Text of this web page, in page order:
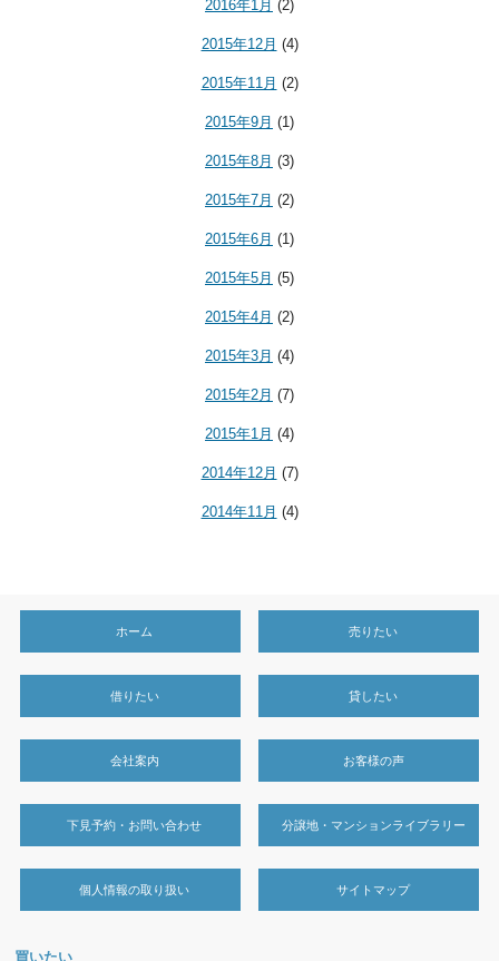
2016年1月 (2)
2015年12月 (4)
2015年11月 (2)
2015年9月 (1)
2015年8月 (3)
2015年7月 (2)
2015年6月 (1)
2015年5月 (5)
2015年4月 (2)
2015年3月 (4)
2015年2月 (7)
2015年1月 (4)
2014年12月 (7)
2014年11月 (4)
ホーム 売りたい
借りたい 貸したい
会社案内 お客様の声
下見予約・お問い合わせ 分譲地・マンションライブラリー
個人情報の取り扱い サイトマップ
買いたい